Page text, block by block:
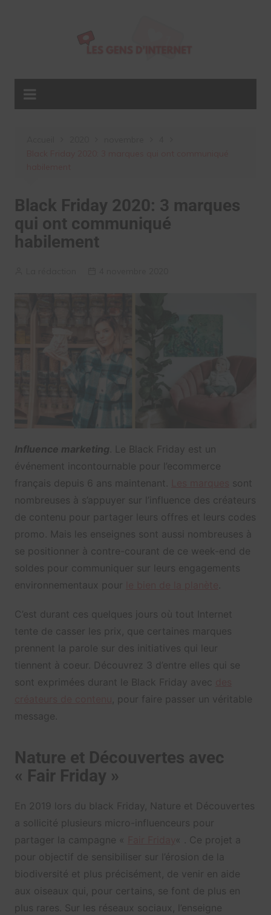
Black Friday 2020: 3 marques
qui ont communiqué
habilement
Influence marketing . Le Black Friday est un
événement incontournable pour l’ecommerce
français depuis 6 ans maintenant.
sont
nombreuses à s’appuyer sur l’influence des créateurs
de contenu pour partager leurs offres et leurs codes
promo. Mais les enseignes sont aussi nombreuses à
se positionner à contre-courant de ce week-end de
soldes pour communiquer sur leurs engagements
environnementaux pour
C’est durant ces quelques jours où tout Internet
tente de casser les prix, que certaines marques
prennent la parole sur des initiatives qui leur
tiennent à coeur. Découvrez 3 d’entre elles qui se
sont exprimées durant le Black Friday avec
, pour faire passer un véritable
message.
Nature et Découvertes avec
« Fair Friday »
En 2019 lors du black Friday, Nature et Découvertes
a sollicité plusieurs micro-influenceurs pour
partager la campagne «
« . Ce projet a
pour objectif de sensibiliser sur l’érosion de la
biodiversité et plus précisément, de venir en aide
aux oiseaux qui, pour certains, se font de plus en
plus rares. Sur les réseaux sociaux, l’enseigne